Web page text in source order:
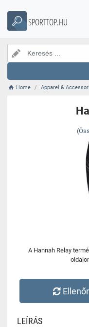
SPORTTOP.HU
Home Apparel &
A Hannah Relay
LEÍRÁS